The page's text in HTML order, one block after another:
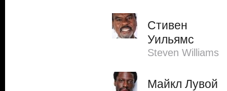
Стивен
Уильямс
Steven Williams
Майкл Лувой